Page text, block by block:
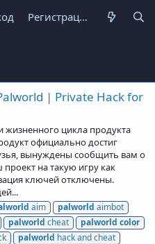
Регистрация
| Private Hack for
цикла продукта
официально достиг
вынуждены сообщить вам о
на такую игру как
ключей отключены.
aim palworld aimbot
palworld cheat palworld color
palworld hack and cheat